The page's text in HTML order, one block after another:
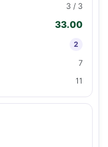
3 / 3
33.00
2
7
11